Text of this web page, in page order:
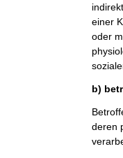
einer
oder
b)
deren